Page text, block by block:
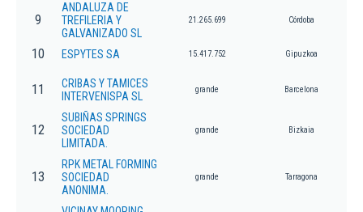
9
ANDALUZA DE
TREFILERIA Y
GALVANIZADO SL
21.265.699 Córdoba
10 ESPYTES SA 15.417.752 Gipuzkoa
11
CRIBAS Y TAMICES
INTERVENISPA SL
grande Barcelona
12
SUBIÑAS SPRINGS
SOCIEDAD
LIMITADA.
grande Bizkaia
13
RPK METAL FORMING
SOCIEDAD
ANONIMA.
grande Tarragona